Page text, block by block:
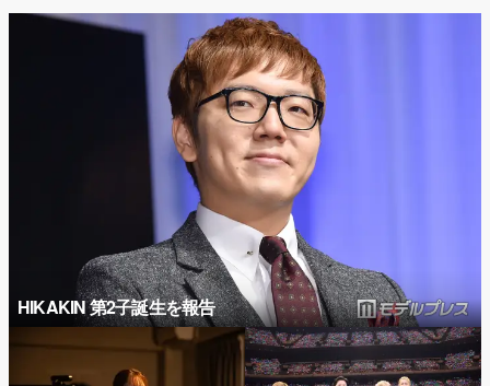
HIKAKIN 第2子誕生を報告